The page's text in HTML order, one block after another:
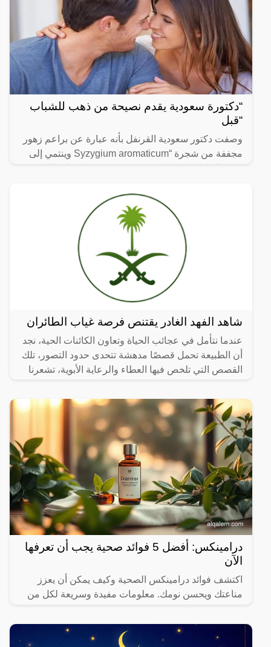
“دكتورة سعودية يقدم نصيحة من ذهب للشباب
“قبل
وصفت دكتور سعودية القرنفل بأنه عبارة عن براعم زهور
مجففة من شجرة “Syzygium aromaticum وينتمي إلى
شاهد الفهد الغادر يقتنص فرصة غياب الطائران
عندما نتأمل في عجائب الحياة وتعاون الكائنات الحية، نجد
أن الطبيعة تحمل قصصًا مدهشة تتحدى حدود التصور، تلك
القصص التي تلخص فيها العطاء والرعاية الأبوية، تشعرنا
درامينكس: أفضل 5 فوائد صحية يجب أن تعرفها
الآن
اكتشف فوائد درامينكس الصحية وكيف يمكن أن يعزز
مناعتك ويحسن نومك. معلومات مفيدة وسريعة لكل من